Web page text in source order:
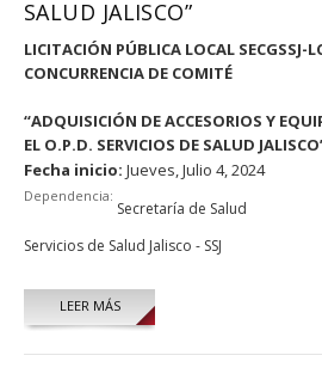
SALUD JALISCO”
LICITACIÓN PÚBLICA LOCAL SECGSSJ-
CONCURRENCIA DE COMITÉ
“ADQUISICIÓN DE ACCESORIOS Y
EL O.P.D. SERVICIOS DE SALUD
Fecha inicio: Jueves, Julio 4, 2024
Dependencia:
Secretaría de Salud
Servicios de Salud Jalisco - SSJ
LEER MÁS